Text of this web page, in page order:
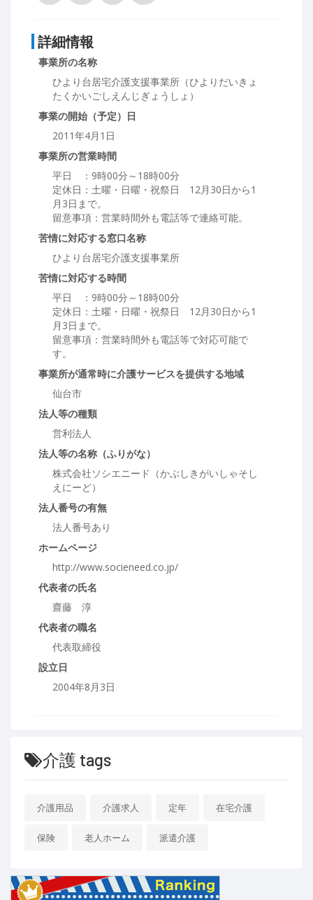
詳細情報
事業所の名称
ひより台居宅介護支援事業所（ひよりだいきょ
たくかいごしえんじぎょうしょ）
事業の開始（予定）日
2011年4月1日
事業所の営業時間
平日 ：9時00分～18時00分
定休日：土曜・日曜・祝祭日 12月30日から1
月3日まで。
留意事項：営業時間外も電話等で連絡可能。
苦情に対応する窓口名称
ひより台居宅介護支援事業所
苦情に対応する時間
平日 ：9時00分～18時00分
定休日：土曜・日曜・祝祭日 12月30日から1
月3日まで。
留意事項：営業時間外も電話等で対応可能で
す。
事業所が通常時に介護サービスを提供する地域
仙台市
法人等の種類
営利法人
法人等の名称（ふりがな）
株式会社ソシエニード（かぶしきがいしゃそし
えにーど）
法人番号の有無
法人番号あり
ホームページ
http://www.socieneed.co.jp/
代表者の氏名
齋藤 淳
代表者の職名
代表取締役
設立日
2004年8月3日
介護 tags
介護用品 介護求人 定年 在宅介護
保険 老人ホーム 派遣介護